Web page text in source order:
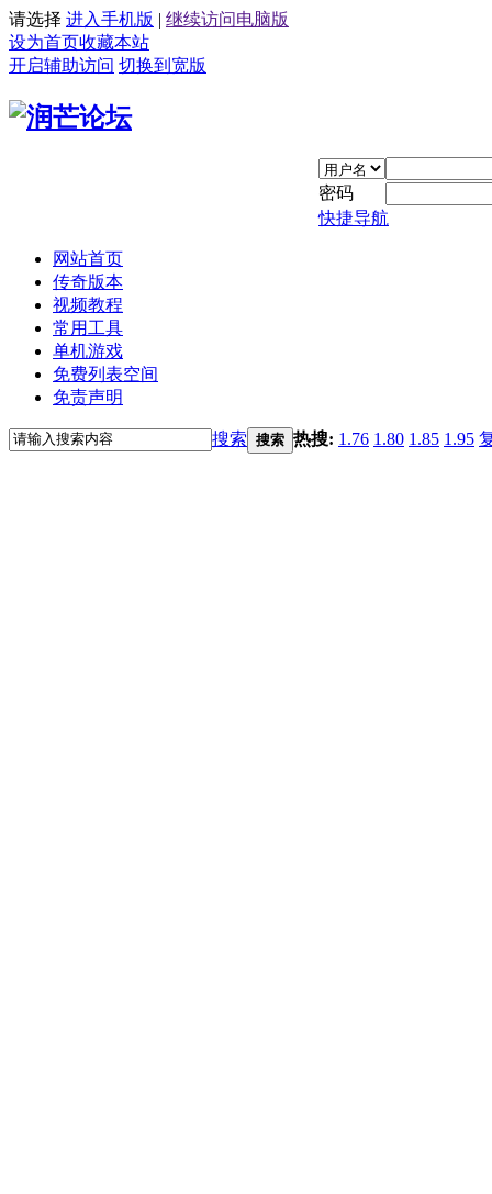
请选择 进入手机版 | 继续访问电脑版
设为首页收藏本站
开启辅助访问 切换到宽版
密码
快捷导航
网站首页
传奇版本
视频教程
常用工具
单机游戏
免费列表空间
免责声明
搜索 搜索 热搜: 1.76 1.80 1.85 1.95